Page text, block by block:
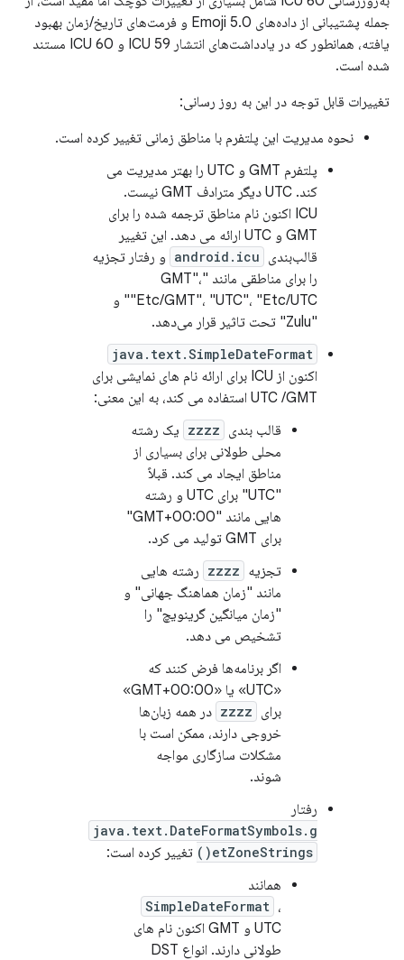
جمله پشتیبانی از داده‌های Emoji 5.0 و فرمت‌های تاریخ/زمان بهبود
یافته، همانطور که در یادداشت‌های انتشار ICU 59 و ICU 60 مستند
شده است.
تغییرات قابل توجه در این به روز رسانی:
نحوه مدیریت این پلتفرم با مناطق زمانی تغییر کرده است.
پلتفرم GMT و UTC را بهتر مدیریت می
کند. UTC دیگر مترادف GMT نیست.
ICU اکنون نام مناطق ترجمه شده را برای
GMT ​​و UTC ارائه می دهد. این تغییر
قالب‌بندی android.icu و رفتار تجزیه
را برای مناطقی مانند "GMT"،
"Etc/GMT"، "UTC"، "Etc/UTC" و
"Zulu" تحت تاثیر قرار می‌دهد.
java.text.SimpleDateFormat
اکنون از ICU برای ارائه نام های نمایشی برای
UTC /GMT استفاده می کند، به این معنی:
قالب بندی zzzz یک رشته
محلی طولانی برای بسیاری از
مناطق ایجاد می کند. قبلاً
"UTC" برای UTC و رشته
هایی مانند "GMT+00:00"
برای GMT ​​تولید می کرد.
تجزیه zzzz رشته هایی
مانند "زمان هماهنگ جهانی" و
"زمان میانگین گرینویچ" را
تشخیص می دهد.
اگر برنامه‌ها فرض کنند که
«UTC» یا «GMT+00:00»
برای zzzz در همه زبان‌ها
خروجی دارند، ممکن است با
مشکلات سازگاری مواجه
شوند.
رفتار
java.text.DateFormatSymbols.g
etZoneStrings()
تغییر کرده است:
همانند
SimpleDateFormat ،
UTC و GMT اکنون نام های
طولانی دارند. انواع DST